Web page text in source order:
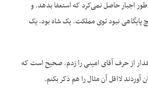
اجبار حاصل نمی‌کرد که استعفا بدهد. و
پایگاهی نبود توی مملکت. یک شاه بود، یک
از حرف آقای امینی را زدم. صحیح است که
آوردند لااقل آن مثال را هم ذکر بکنم.